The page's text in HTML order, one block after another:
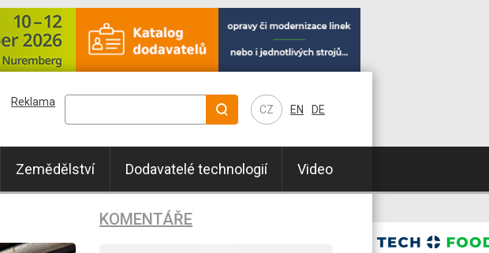
CZ EN DE
Zemědělství Dodavatelé technologií Video
Reklama
KOMENTÁŘE